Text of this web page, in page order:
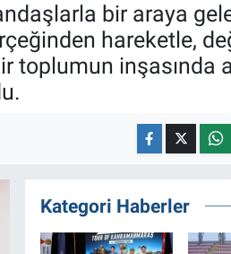
bir araya
hareketle,
toplumun inşasında
Kategori Haberler